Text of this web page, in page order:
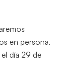
en persona.
día 29 de